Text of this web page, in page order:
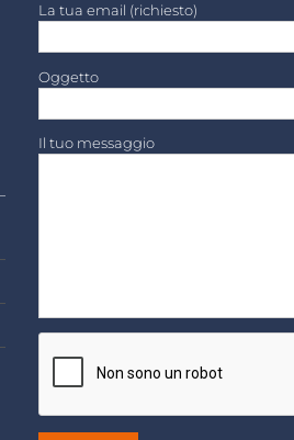
La tua email (richiesto)
Oggetto
Il tuo messaggio